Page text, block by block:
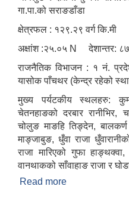
गा.पा.को सराङडाँडा
क्षेत्रफल : १२९.२९ वर्ग कि.मी
अक्षांश :२५.०५ N देशान्तर:
राजनैतिक विभाजन : १ नं.
यासोक पाँचथर (केन्द्र रहेको
मुख्य पर्यटकीय स्थलहरु:
चेतनहाङको दरबार रानीभिर,
चोलुङ माङहि तिङ्देन,
माङ्जाबुङ, धुँवा राजा
राजा मारिएको गुफा
वानथाकको साँवाहाङ राजा र
Read more